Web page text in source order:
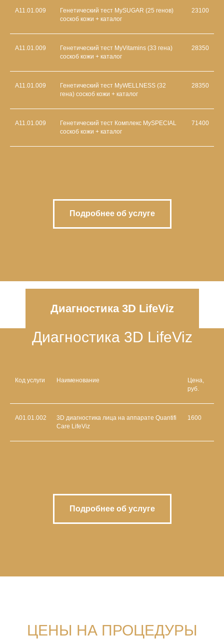
А11.01.009
Генетический тест MySUGAR (25 генов)
соскоб кожи + каталог
23100
А11.01.009
Генетический тест MyVitamins (33 гена)
соскоб кожи + каталог
28350
А11.01.009
Генетический тест MyWELLNESS (32
гена) соскоб кожи + каталог
28350
А11.01.009
Генетический тест Комплекс MySPECIAL
соскоб кожи + каталог
71400
Подробнее об услуге
Диагностика 3D LifeViz
Диагностика 3D LifeViz
Код услуги Наименование
Цена,
руб.
A01.01.002
3D диагностика лица на аппарате Quantifi
Care LifeViz
1600
Подробнее об услуге
ЦЕНЫ НА ПРОЦЕДУРЫ